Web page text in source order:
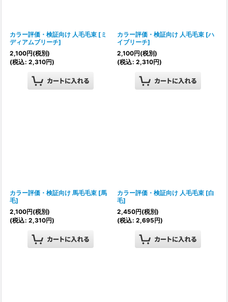
カラー評価・検証向け 人毛毛束 [ ミ
ディアムブリーチ]
2,100円(税別)
(税込: 2,310円)
カラー評価・検証向け 人毛毛束 [ハ
イブリーチ]
2,100円(税別)
(税込: 2,310円)
カラー評価・検証向け 馬毛毛束 [馬
毛]
2,100円(税別)
(税込: 2,310円)
カラー評価・検証向け 人毛毛束 [白
毛]
2,450円(税別)
(税込: 2,695円)